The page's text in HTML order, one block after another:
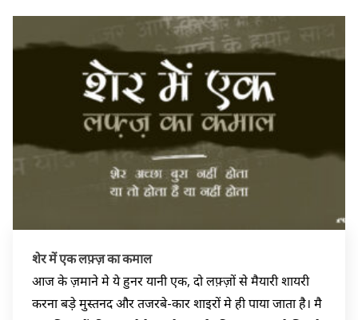
शेर में एक लफ़्ज़ का कमाल
आज के ज़माने मे ये हुनर यानी एक, दो लफ़्ज़ों से मैयारी शायरी
करना बड़े मुस्तनद और तजरबे-कार शाइरों मे ही पाया जाता है। मै